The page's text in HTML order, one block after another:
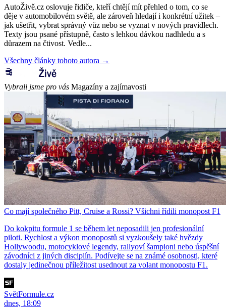
AutoŽivě.cz oslovuje řidiče, kteří chtějí mít přehled o tom, co se
děje v automobilovém světě, ale zároveň hledají i konkrétní užitek –
jak ušetřit, vybrat správný vůz nebo se vyznat v nových pravidlech.
Texty jsou psané přístupně, často s lehkou dávkou nadhledu a s
důrazem na čtivost. Vedle...
Všechny články tohoto autora →
Vybrali jsme pro vás Magazíny a zajímavosti
Co mají společného Pitt, Cruise a Rossi? Všichni řídili monopost F1
Do kokpitu formule 1 se během let neposadili jen profesionální
piloti. Rychlost a výkon monopostů si vyzkoušely také hvězdy
Hollywoodu, motocyklové legendy, rallyoví šampioni nebo úspěšní
závodníci z jiných disciplín. Podívejte se na známé osobnosti, které
dostaly jedinečnou příležitost usednout za volant monopostu F1.
SvětFormule.cz
dnes, 18:09